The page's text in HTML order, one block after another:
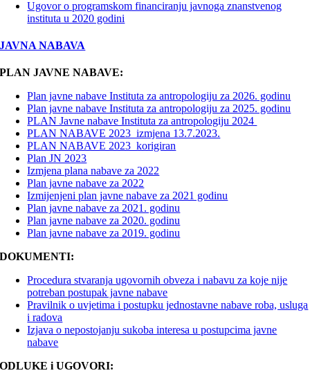
Ugovor o programskom financiranju javnoga znanstvenog
instituta u 2020 godini
JAVNA NABAVA
PLAN JAVNE NABAVE:
Plan javne nabave Instituta za antropologiju za 2026. godinu
Plan javne nabave Instituta za antropologiju za 2025. godinu
PLAN Javne nabave Instituta za antropologiju 2024
PLAN NABAVE 2023_izmjena 13.7.2023.
PLAN NABAVE 2023_korigiran
Plan JN 2023
Izmjena plana nabave za 2022
Plan javne nabave za 2022
Izmijenjeni plan javne nabave za 2021 godinu
Plan javne nabave za 2021. godinu
Plan javne nabave za 2020. godinu
Plan javne nabave za 2019. godinu
DOKUMENTI:
Procedura stvaranja ugovornih obveza i nabavu za koje nije
potreban postupak javne nabave
Pravilnik o uvjetima i postupku jednostavne nabave roba, usluga
i radova
Izjava o nepostojanju sukoba interesa u postupcima javne
nabave
ODLUKE i UGOVORI: